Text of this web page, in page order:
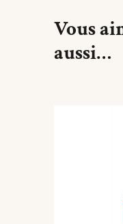
Vous
aussi…